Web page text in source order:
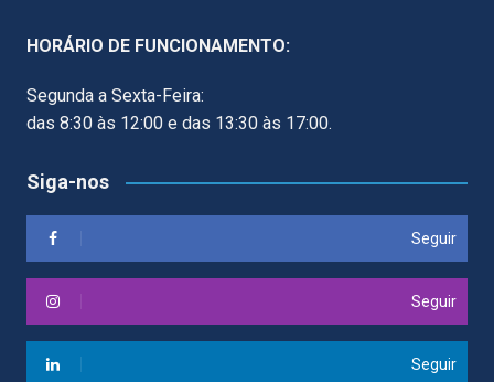
HORÁRIO DE FUNCIONAMENTO:
Segunda a Sexta-Feira:
das 8:30 às 12:00 e das 13:30 às 17:00.
Siga-nos
Seguir
Seguir
Seguir